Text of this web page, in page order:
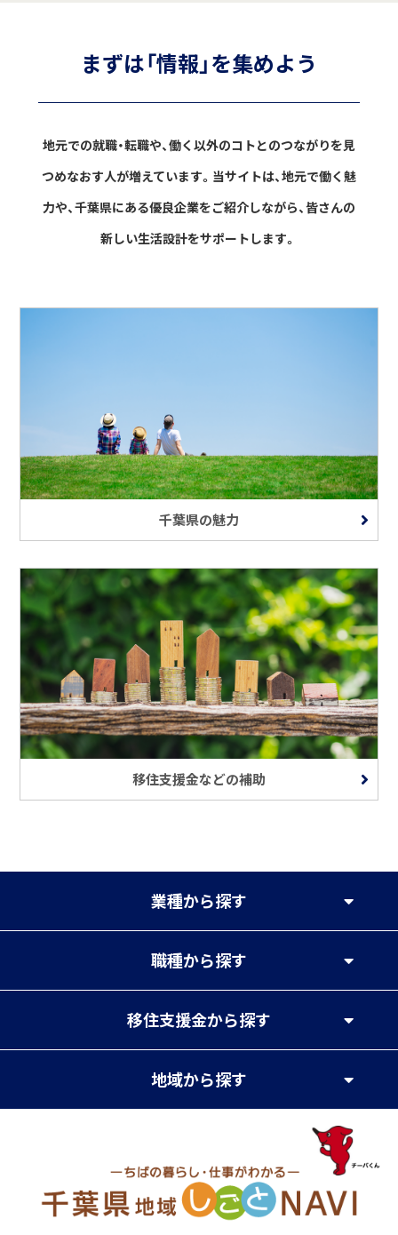
まずは「情報」を集めよう
地元での就職・転職や、働く以外のコトとのつながりを見
つめなおす人が増えています。 当サイトは、地元で働く魅
力や、千葉県にある優良企業をご紹介しながら、皆さんの
新しい生活設計をサポートします。
千葉県の魅力
移住支援金などの補助
業種から探す
職種から探す
移住支援金から探す
地域から探す